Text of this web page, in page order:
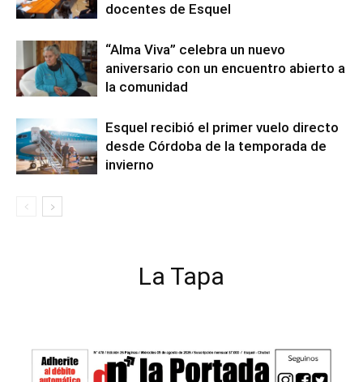
docentes de Esquel
“Alma Viva” celebra un nuevo
aniversario con un encuentro abierto a
la comunidad
Esquel recibió el primer vuelo directo
desde Córdoba de la temporada de
invierno
La Tapa